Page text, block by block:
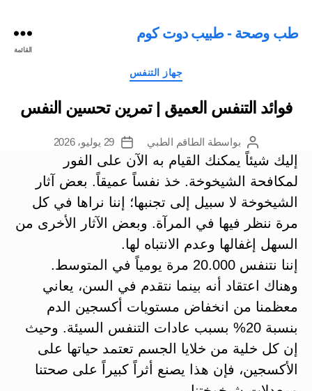
طب وصحة - طبيب دوت كوم
القائمة
التصنيفات
جهاز التنفس
فوائد التنفس العميق | تمرين تحسين النفس
كاتب
المقالة
بواسطة الطاقم الطبي
تاريخ
المقالة
29 يوليو، 2026
إليك شيئاً يمكنك القيام به الآن على الفور
لمكافحة الشيخوخة. خذ نفساً عميقاً. بعض آثار
الشيخوخة لا سبيل إلى تجنبها؛ إننا نراها في كل
مرة ننظر فيها في المرآة. وبعض الآثار الأخرى من
السهل إغفالها وعدم الانتباه لها.
إننا نتنفس 20.000 مرة يومياً في المتوسط.
وهناك اعتقاد أنه بينما نتقدم في السن، يعاني
معظمنا من انخفاض مستويات أكسجين الدم
بنسبة 20% بسبب عادات التنفس السيئة. وحيث
إن كل خلية من خلايا الجسم تعتمد حياتها على
الأكسجين، فإن هذا يصنع أثراً كبيراً على صحتنا